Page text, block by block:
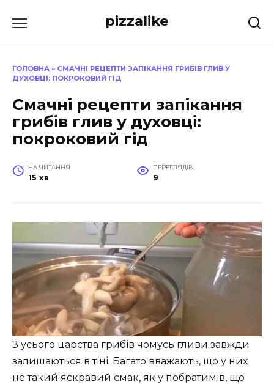
до
pizzalike
ГОЛОВНА » СМАЧНІ РЕЦЕПТИ ЗАПІКАННЯ ГРИБІВ ГЛИВ У
ДУХОВЦІ: ПОКРОКОВИЙ ГІД
Смачні рецепти запікання
грибів глив у духовці:
покроковий гід
НА ЧИТАННЯ
15 хв
ПЕРЕГЛЯДІВ
9
З усього царства грибів чомусь гливи завжди
залишаються в тіні. Багато вважають, що у них
не такий яскравий смак, як у побратимів, що